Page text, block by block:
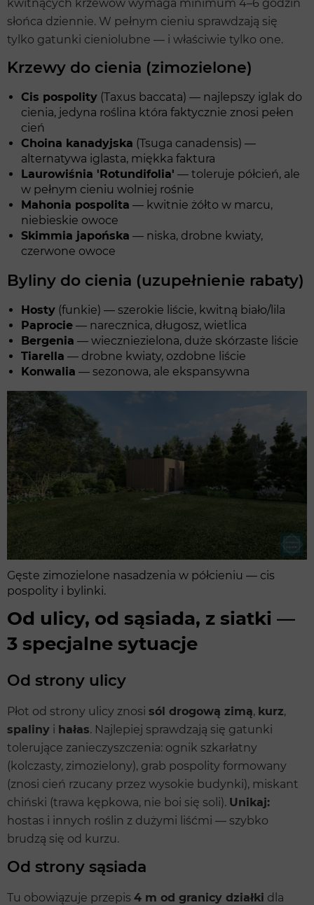
kwitnących krzewów wymaga minimum 4–6 godzin
słońca dziennie. W pełnym cieniu sprawdzają się
tylko gatunki cieniolubne — i właściwie tylko one.
Krzewy do cienia (zimozielone)
Cis pospolity (Taxus baccata) — najlepszy iglak do
cienia, jedyna roślina która faktycznie znosi pełen
cień
Choina kanadyjska (Tsuga canadensis) —
alternatywa iglasta, miękka faktura
Laurowiśnia 'Rotundifolia' — toleruje półcień, ale
w pełnym cieniu wolniej rośnie
Mahonia pospolita — kwitnie żółto w marcu,
niebieskie owoce
Skimmia japońska — niska, drobne kwiaty,
czerwone owoce
Byliny do cienia (uzupełnienie rabaty)
Hosty (funkie) — szerokie liście, kwitną biało/lila
Paprocie — narecznica, długosz, wietlica
Bergenia — wieczniezielona, duże skórzaste liście
Tiarella — drobne kwiaty, ozdobne liście
Konwalia — sezonowa, ale ekspansywna
Gęste zimozielone nasadzenia w półcieniu — cis
pospolity i bylinki.
Od ulicy, od sąsiada, z siatki —
3 specjalne sytuacje
Od strony ulicy
Płot od strony ulicy znosi sól drogową zimą, kurz,
spaliny i hałas. Najlepiej sprawdzają się gatunki
tolerujące zanieczyszczenia: ognik szkarłatny
(kolczasty, zimozielony), grab pospolity formowany
(znosi cień rzucany przez wysokie budynki), miskant
chiński (trawa kępkowa, nie boi się soli). Unikaj:
hostas i innych roślin z dużymi liśćmi — szybko
brudzą się od kurzu.
Od strony sąsiada
Tu obowiązuje przepis 4 m od granicy działki dla